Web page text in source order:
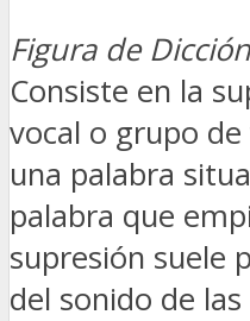
Figura de
Consiste en la
vocal o grupo
una palabra
palabra que
supresión suele
del sonido de